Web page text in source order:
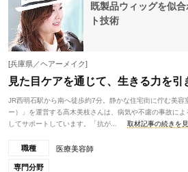
既製品ウィッグを似
ト技術
[兵庫県／ヘアーメイク]
見た目ケアを通じて、生きる力を引
JR西明石駅から南へ徒歩約7分。静かな住宅街に佇む美容
ー）」を運営する高木美枝さんは、病気や不慮の事故に
してサポートしています。「抗が...
取材記事の続きを
職種 医療美容師
専門分野